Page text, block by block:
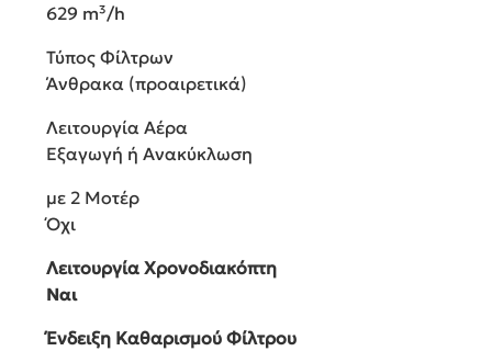
629 m³/h
Τύπος Φίλτρων
Άνθρακα (προαιρετικά)
Λειτουργία Αέρα
Εξαγωγή ή Ανακύκλωση
με 2 Μοτέρ
Όχι
Λειτουργία Χρονοδιακόπτη
Ναι
Ένδειξη Καθαρισμού Φίλτρου